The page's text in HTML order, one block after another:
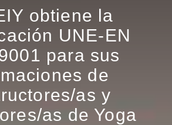
obtiene la
UNE-EN
para sus
de
as y
as de Yoga